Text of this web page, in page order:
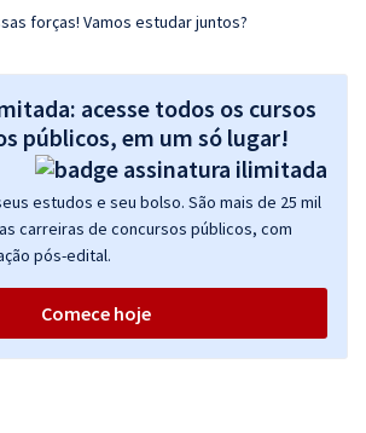
forças! Vamos estudar juntos?
acesse todos os cursos
públicos, em um só lugar!
estudos e seu bolso. São mais de 25 mil
carreiras de concursos públicos, com
pós-edital.
Comece hoje